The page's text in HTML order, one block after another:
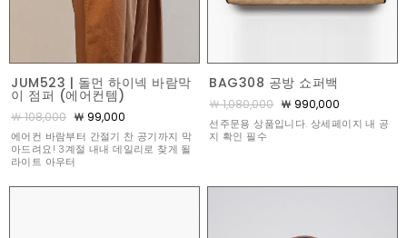
JUM523 | 돌먼 하이넥 바람막
이 점퍼 (에어컨템)
￦ 108,000 ￦ 99,000
에어컨 바람부터 간절기 찬 공기까지 막
아드려요! 3계절 내내 데일리로 찾게 될
라이트 아우터
BAG308 공방 쇼퍼백
￦ 1,080,000 ￦ 990,000
선주문용 상품입니다. 상세페이지 내 공
지 확인 필수